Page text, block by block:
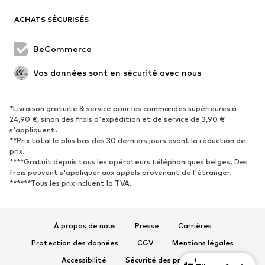
1
Occasions spéciales
Nouveautés
Tendance
Baskets
Escarpins et talons hauts
Bottes
Sandales
Chaussures basses
Chaussures de sport
SPORT
ACHATS SÉCURISÉS
BeCommerce
Vos données sont en sécurité avec nous
*Livraison gratuite & service pour les commandes supérieures à
24,90 €, sinon des frais d'expédition et de service de 3,90 €
s'appliquent.
**Prix total le plus bas des 30 derniers jours avant la réduction de
prix.
****Gratuit depuis tous les opérateurs téléphoniques belges. Des
frais peuvent s'appliquer aux appels provenant de l'étranger.
******Tous les prix incluent la TVA.
À propos de nous Presse
Carrières
Protection des données
CGV
Mentions légales
Accessibilité
Sécurité des produits